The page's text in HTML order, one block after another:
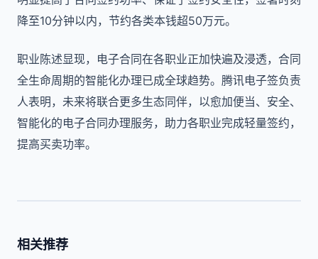
降至10分钟以内，节约各类本钱超50万元。
职业陈述显现，电子合同在各职业正加快遍及浸透，合同
全生命周期的智能化办理已成全球趋势。腾讯电子签负责
人表明，未来将联合更多生态同伴，以愈加便当、安全、
智能化的电子合同办理服务，助力各职业完成轻量签约，
提高买卖功率。
相关推荐